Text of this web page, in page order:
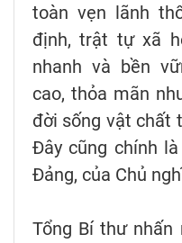
toàn vẹn lãnh
định, trật tự xã
nhanh và bền
cao, thỏa mãn
đời sống vật chất
Đây cũng chính
Đảng, của Chủ
Tổng Bí thư nhấn